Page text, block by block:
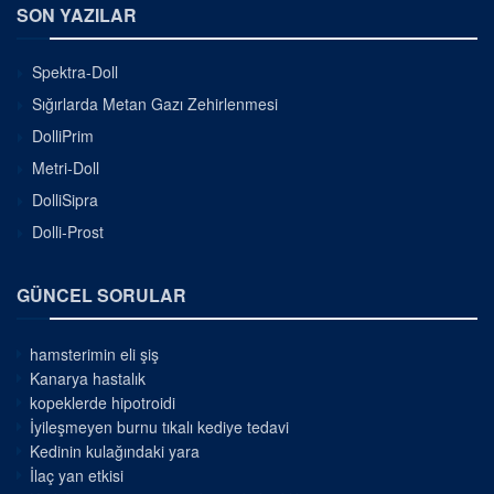
SON YAZILAR
Spektra-Doll
Sığırlarda Metan Gazı Zehirlenmesi
DolliPrim
Metri-Doll
DolliSipra
Dolli-Prost
GÜNCEL SORULAR
hamsterimin eli şiş
Kanarya hastalık
kopeklerde hipotroidi
İyileşmeyen burnu tıkalı kediye tedavi
Kedinin kulağındaki yara
İlaç yan etkisi